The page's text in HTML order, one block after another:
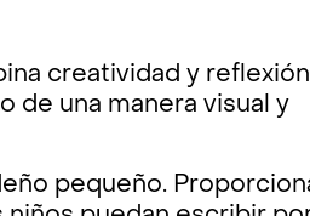
creatividad y
de una manera visual y
pequeño.